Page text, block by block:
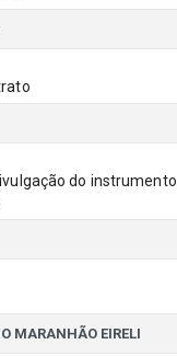
do instrumento